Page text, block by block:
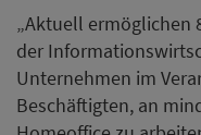
„Aktuell ermöglichen
der
Unternehmen im
Beschäftigten, an